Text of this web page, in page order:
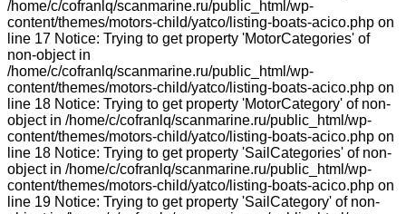
/home/c/cofranlq/scanmarine.ru/public_html/wp-
content/themes/motors-child/yatco/listing-boats-acico.php on
line 17 Notice: Trying to get property 'MotorCategories' of
non-object in
/home/c/cofranlq/scanmarine.ru/public_html/wp-
content/themes/motors-child/yatco/listing-boats-acico.php on
line 18 Notice: Trying to get property 'MotorCategory' of non-
object in /home/c/cofranlq/scanmarine.ru/public_html/wp-
content/themes/motors-child/yatco/listing-boats-acico.php on
line 18 Notice: Trying to get property 'SailCategories' of non-
object in /home/c/cofranlq/scanmarine.ru/public_html/wp-
content/themes/motors-child/yatco/listing-boats-acico.php on
line 19 Notice: Trying to get property 'SailCategory' of non-